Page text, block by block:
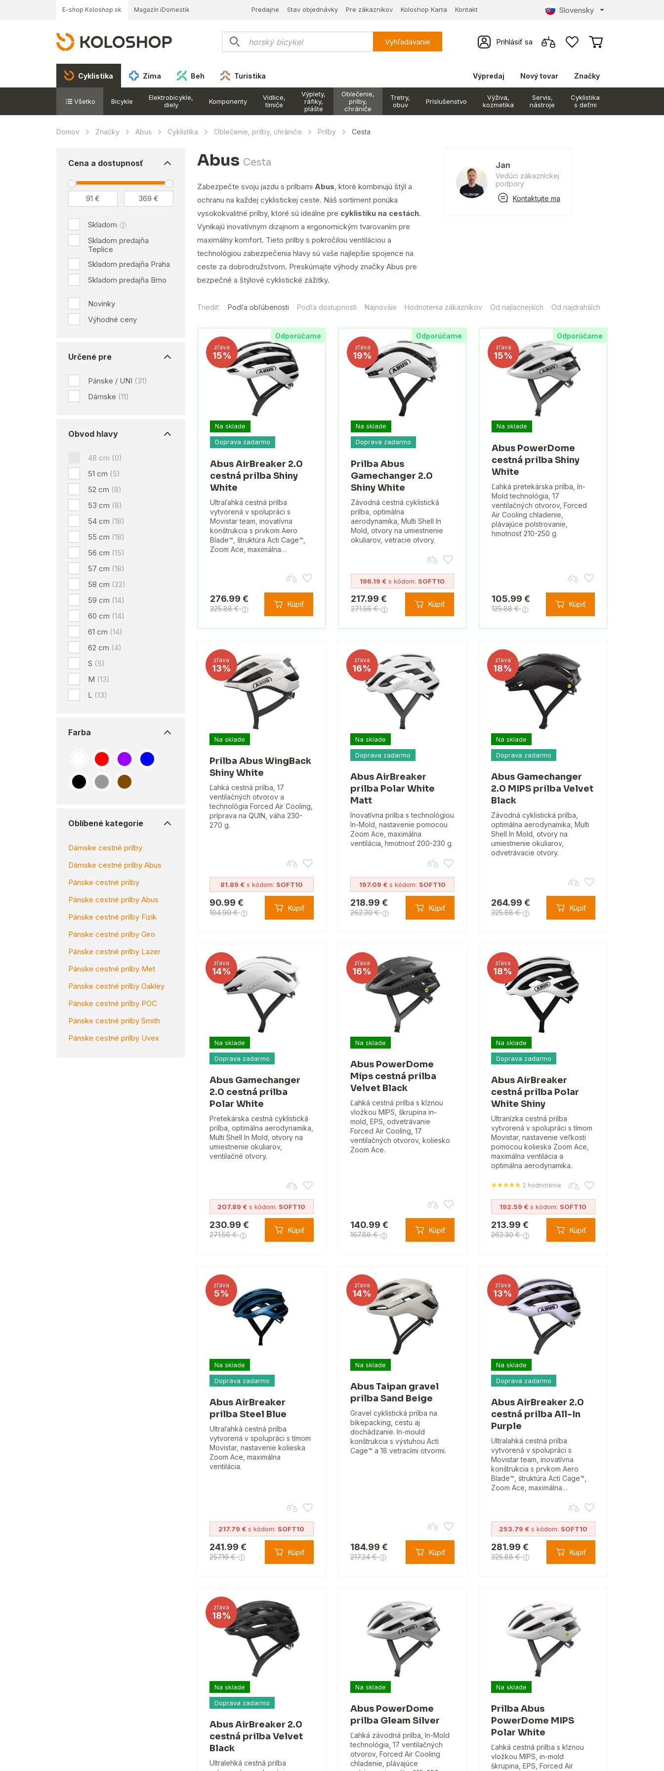
E-shop Koloshop.sk Magazín iDomestik Predajne Stav objednávky Pre zákazníkov Koloshop Karta Kontakt Slovensky
Vyhľadávanie Prihlásiť sa
Cyklistika Zima Beh Turistika Výpredaj Nový tovar Značky
Všetko Bicykle
Elektrobicykle,
diely
Komponenty
Vidlice,
tlmiče
Výplety,
ráfiky,
plášte
Oblečenie,
prilby,
chrániče
Tretry,
obuv
Príslušenstvo
Výživa,
kozmetika
Servis,
nástroje
Cyklistika
s deťmi
Domov Značky Abus Cyklistika Oblečenie, prilby, chrániče Prilby Cesta
Cena a dostupnosť
Skladom
Skladom predajňa
Teplice
Skladom predajňa Praha
Skladom predajňa Brno
Novinky
Výhodné ceny
Určené pre
Pánske / UNI (31)
Dámske (11)
Obvod hlavy
48 cm (0)
51 cm (5)
52 cm (8)
53 cm (8)
54 cm (18)
55 cm (18)
56 cm (15)
57 cm (18)
58 cm (22)
59 cm (14)
60 cm (14)
61 cm (14)
62 cm (4)
S (5)
M (13)
L (13)
Farba
Oblíbené kategorie
Dámske cestné prilby
Dámske cestné prilby Abus
Pánske cestné prilby
Pánske cestné prilby Abus
Pánske cestné prilby Fizik
Pánske cestné prilby Giro
Pánske cestné prilby Lazer
Pánske cestné prilby Met
Pánske cestné prilby Oakley
Pánske cestné prilby POC
Pánske cestné prilby Smith
Pánske cestné prilby Uvex
Abus Cesta
Zabezpečte svoju jazdu s prilbami Abus, ktoré kombinujú štýl a
ochranu na každej cyklistickej ceste. Náš sortiment ponúka
vysokokvalitné prilby, ktoré sú ideálne pre cyklistiku na cestách.
Vynikajú inovatívnym dizajnom a ergonomickým tvarovaním pre
maximálny komfort. Tieto prilby s pokročilou ventiláciou a
technológiou zabezpečenia hlavy sú vaše najlepšie spojence na
ceste za dobrodružstvom. Preskúmajte výhody značky Abus pre
bezpečné a štýlové cyklistické zážitky.
Jan
Vedúci zákazníckej
podpory
Kontaktujte ma
Triediť: Podľa obľúbenosti Podľa dostupnosti Najnovšie Hodnotenia zákazníkov Od najlacnejších Od najdrahších
Odporúčame
zľava
15%
Na sklade
Doprava zadarmo
Abus AirBreaker 2.0
cestná prilba Shiny
White
Ultraľahká cestná prilba
vytvorená v spolupráci s
Movistar team, inovatívna
konštrukcia s prvkom Aero
Blade™, štruktúra Acti Cage™,
Zoom Ace, maximálna…
276.99 €
325.88 € Kúpiť
Odporúčame
zľava
19%
Na sklade
Doprava zadarmo
Prilba Abus
Gamechanger 2.0
Shiny White
Závodná cestná cyklistická
prilba, optimálna
aerodynamika, Multi Shell In
Mold, otvory na umiestnenie
okuliarov, vetracie otvory.
196.19 € s kódom: SOFT10
217.99 €
271.56 € Kúpiť
Odporúčame
zľava
15%
Na sklade
Abus PowerDome
cestná prilba Shiny
White
Ľahká pretekárska prilba, In-
Mold technológia, 17
ventilačných otvorov, Forced
Air Cooling chladenie,
plávajúce polstrovanie,
hmotnosť 210-250 g.
105.99 €
125.88 € Kúpiť
zľava
13%
Na sklade
Prilba Abus WingBack
Shiny White
Ľahká cestná prilba, 17
ventilačných otvorov a
technológia Forced Air Cooling,
príprava na QUIN, váha 230-
270 g.
81.89 €s kódom: SOFT10
90.99 €
104.90 € Kúpiť
zľava
16%
Na sklade
Doprava zadarmo
Abus AirBreaker
prilba Polar White
Matt
Inovatívna prilba s technológiou
In-Mold, nastavenie pomocou
Zoom Ace, maximálna
ventilácia, hmotnosť 200-230 g.
197.09 €s kódom: SOFT10
218.99 €
262.30 € Kúpiť
zľava
18%
Na sklade
Doprava zadarmo
Abus Gamechanger
2.0 MIPS prilba Velvet
Black
Závodná cyklistická prilba,
optimálna aerodynamika, Multi
Shell In Mold, otvory na
umiestnenie okuliarov,
odvetrávacie otvory.
264.99 €
325.88 € Kúpiť
zľava
14%
Na sklade
Doprava zadarmo
Abus Gamechanger
2.0 cestná prilba
Polar White
Pretekárska cestná cyklistická
prilba, optimálna aerodynamika,
Multi Shell In Mold, otvory na
umiestnenie okuliarov,
ventilačné otvory.
207.89 € s kódom: SOFT10
230.99 €
271.56 € Kúpiť
zľava
16%
Na sklade
Abus PowerDome
Mips cestná prilba
Velvet Black
Ľahká cestná prilba s klznou
vložkou MIPS, škrupina in-
mold, EPS, odvetrávanie
Forced Air Cooling, 17
ventilačných otvorov, koliesko
Zoom Ace.
140.99 €
167.86 € Kúpiť
zľava
18%
Na sklade
Doprava zadarmo
Abus AirBreaker
cestná prilba Polar
White Shiny
Ultranízka cestná prilba
vytvorená v spolupráci s tímom
Movistar, nastavenie veľkosti
pomocou kolieska Zoom Ace,
maximálna ventilácia a
optimálna aerodynamika.
2 hodnotenie
192.59 € s kódom: SOFT10
213.99 €
262.30 € Kúpiť
zľava
5%
Na sklade
Doprava zadarmo
Abus AirBreaker
prilba Steel Blue
Ultraľahká cestná prilba
vytvorená v spolupráci s tímom
Movistar, nastavenie kolieska
Zoom Ace, maximálna
ventilácia.
217.79 € s kódom: SOFT10
241.99 €
257.16 € Kúpiť
zľava
14%
Na sklade
Abus Taipan gravel
prilba Sand Beige
Gravel cyklistická prilba na
bikepacking, cestu aj
dochádzanie. In-mould
konštrukcia s výstuhou Acti
Cage™ a 18 vetracími otvormi.
184.99 €
217.24 € Kúpiť
zľava
13%
Na sklade
Doprava zadarmo
Abus AirBreaker 2.0
cestná prilba All-In
Purple
Ultralahká cestná prilba
vytvorená v spolupráci s
Movistar team, inovatívna
konštrukcia s prvkom Aero
Blade™, štruktúra Acti Cage™,
Zoom Ace, maximálna…
253.79 €s kódom: SOFT10
281.99 €
325.88 € Kúpiť
zľava
18%
Na sklade
Doprava zadarmo
Abus AirBreaker 2.0
cestná prilba Velvet
Black
Ultralehká cestná prilba
Na sklade
Abus PowerDome
prilba Gleam Silver
Ľahká závodná prilba, In-Mold
technológia, 17 ventilačných
otvorov, Forced Air Cooling
chladenie, plávajúce
Na sklade
Prilba Abus
PowerDome MIPS
Polar White
Ľahká cestná prilba s klznou
vložkou MIPS, in-mold
škrupina, EPS, Forced Air